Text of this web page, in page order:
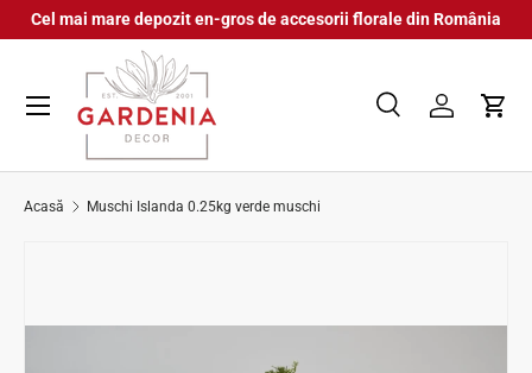
Sari la conținut
Cel mai mare depozit en-gros de accesorii florale din România
Căutare
Caută Coș
Meniu
Acasă Muschi Islanda 0.25kg verde muschi